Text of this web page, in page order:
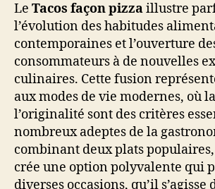
Le Tacos façon pizzaillustre
l’évolution des habitudes
contemporaines et l’ouverture
consommateurs à de nouvelles
culinaires. Cette fusion
aux modes de vie modernes, où
l’originalité sont des critères
nombreux adeptes de la
combinant deux plats
crée une option polyvalente qui
diverses occasions, qu’il s’agisse